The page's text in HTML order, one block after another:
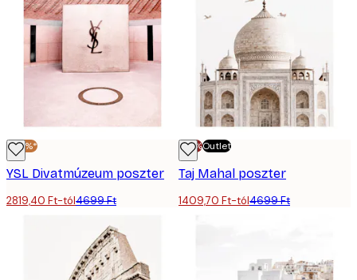
-40%*
YSL Divatmúzeum poszter
2819,40 Ft-tól4699 Ft
-70%Outlet
Taj Mahal poszter
1409,70 Ft-tól4699 Ft